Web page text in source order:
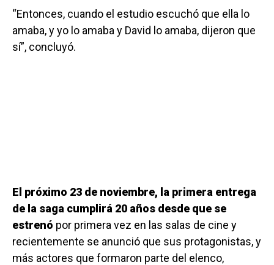
“Entonces, cuando el estudio escuchó que ella lo
amaba, y yo lo amaba y David lo amaba, dijeron que
sí”, concluyó.
El próximo 23 de noviembre, la primera entrega
de la saga cumplirá 20 años desde que se
estrenó por primera vez en las salas de cine y
recientemente se anunció que sus protagonistas, y
más actores que formaron parte del elenco,